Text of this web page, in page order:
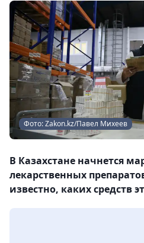
Фото: Zakon.kz/Павел Михеев
В Казахстане начнется
лекарственных
известно, каких средств